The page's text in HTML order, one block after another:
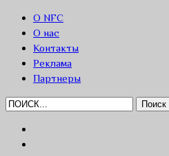
О NFC
О нас
Контакты
Реклама
Партнеры